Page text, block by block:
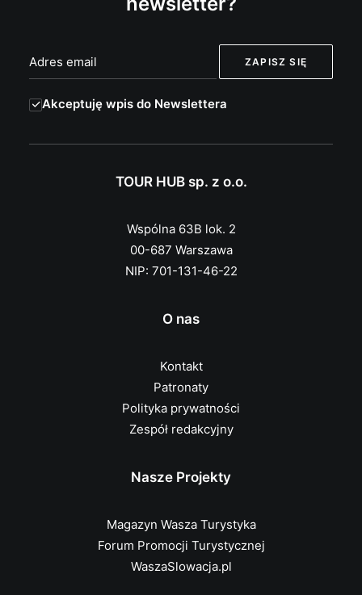
Akceptuję wpis do Newslettera
TOUR HUB sp. z o.o.
Wspólna 63B lok. 2
00-687 Warszawa
NIP: 701-131-46-22
O nas
Kontakt
Patronaty
Polityka prywatności
Zespół redakcyjny
Nasze Projekty
Magazyn Wasza Turystyka
Forum Promocji Turystycznej
WaszaSlowacja.pl